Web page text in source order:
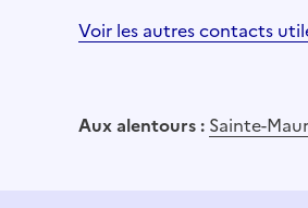
Voir les autres contacts
Aux alentours : Sainte-